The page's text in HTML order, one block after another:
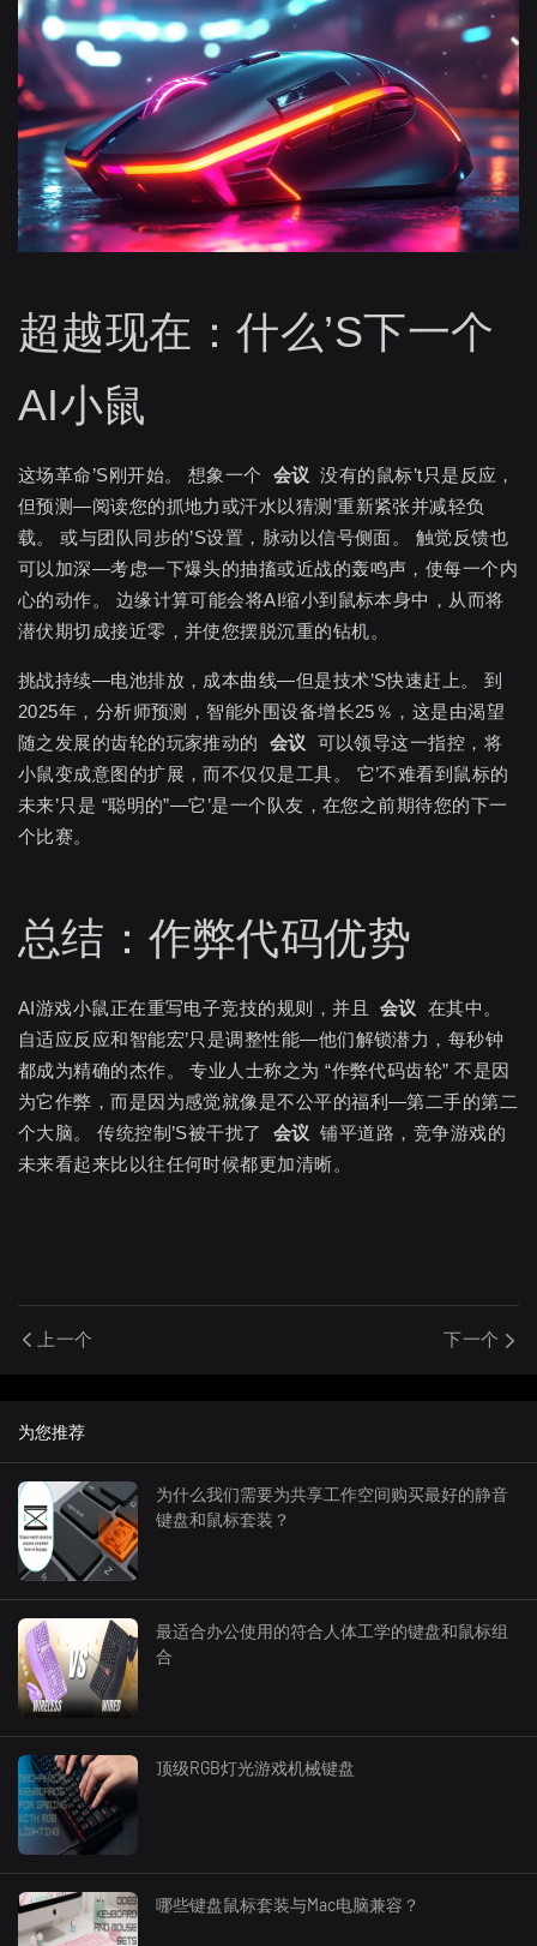
超越现在：什么’S下一个
AI小鼠
这场革命’S刚开始。 想象一个 会议 没有的鼠标’t只是反应，
但预测—阅读您的抓地力或汗水以猜测’重新紧张并减轻负
载。 或与团队同步的’S设置，脉动以信号侧面。 触觉反馈也
可以加深—考虑一下爆头的抽搐或近战的轰鸣声，使每一个内
心的动作。 边缘计算可能会将AI缩小到鼠标本身中，从而将
潜伏期切成接近零，并使您摆脱沉重的钻机。
挑战持续—电池排放，成本曲线—但是技术’S快速赶上。 到
2025年，分析师预测，智能外围设备增长25％，这是由渴望
随之发展的齿轮的玩家推动的
会议
可以领导这一指控，将
小鼠变成意图的扩展，而不仅仅是工具。 它’不难看到鼠标的
未来’只是 “聪明的”—它’是一个队友，在您之前期待您的下一
个比赛。
总结：作弊代码优势
AI游戏小鼠正在重写电子竞技的规则，并且 会议
在其中。
自适应反应和智能宏’只是调整性能—他们解锁潜力，每秒钟
都成为精确的杰作。 专业人士称之为 “作弊代码齿轮” 不是因
为它作弊，而是因为感觉就像是不公平的福利—第二手的第二
个大脑。 传统控制’S被干扰了
会议 铺平道路，竞争游戏的
未来看起来比以往任何时候都更加清晰。
上一个 下一个
为您推荐
为什么我们需要为共享工作空间购买最好的静音
键盘和鼠标套装？
最适合办公使用的符合人体工学的键盘和鼠标组
合
顶级RGB灯光游戏机械键盘
哪些键盘鼠标套装与Mac电脑兼容？